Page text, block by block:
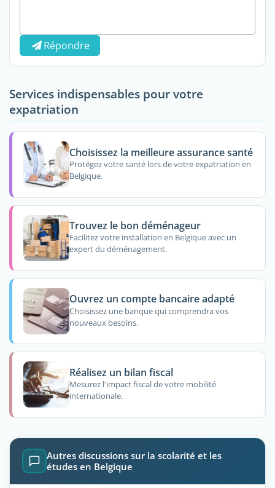
Répondre
Services indispensables pour votre
expatriation
Choisissez la meilleure assurance santé
Protégez votre santé lors de votre expatriation en
Belgique.
Trouvez le bon déménageur
Facilitez votre installation en Belgique avec un
expert du déménagement.
Ouvrez un compte bancaire adapté
Choisissez une banque qui comprendra vos
nouveaux besoins.
Réalisez un bilan fiscal
Mesurez l'impact fiscal de votre mobilité
internationale.
Autres discussions sur la scolarité et les
études en Belgique